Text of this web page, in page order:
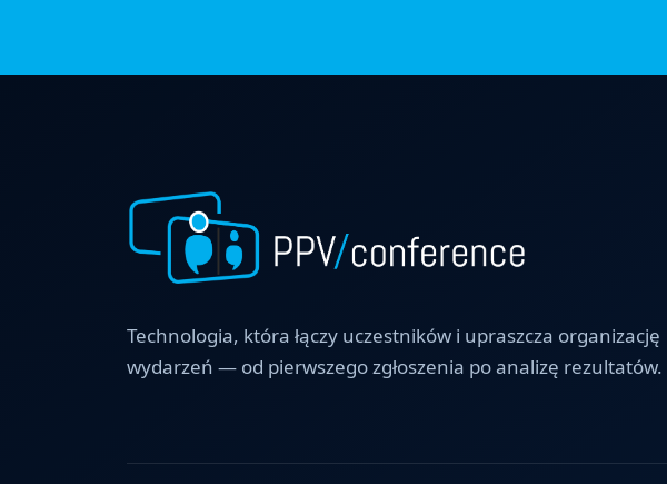
Technologia, która łączy uczestników i upraszcza organizację
wydarzeń — od pierwszego zgłoszenia po analizę rezultatów.